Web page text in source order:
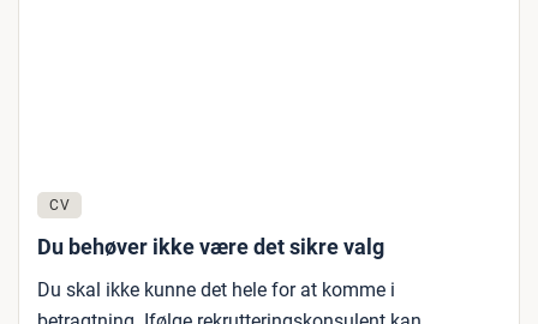
CV
Du behøver ikke være det sikre valg
Du skal ikke kunne det hele for at komme i